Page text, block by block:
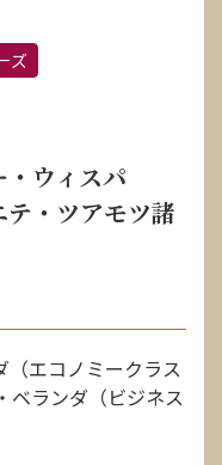
ズ
ウィスパ
・ツアモツ諸
エコノミークラス
ベランダ（ビジネス